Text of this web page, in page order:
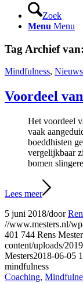
Zoek
Menu Menu
Tag Archief van:
Mindfulness, Nieuws
Voordeel
Het voordeel
vaak
boeddhisten
vergelijkbaar
bomen
Lees meer
5 juni 2018/door
//www.mesters.nl/
401 744 Rens
content/uploads/
Mesters2018-06-05
mindfulness
Coaching,